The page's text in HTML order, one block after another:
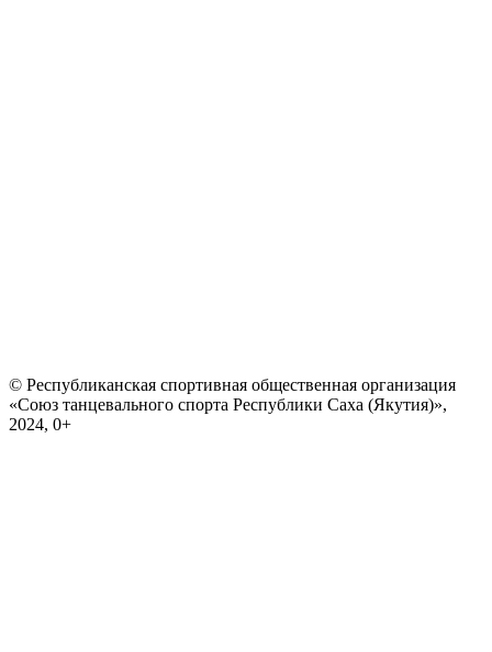
© Республиканская спортивная общественная организация
«Союз танцевального спорта Республики Саха (Якутия)»,
2024, 0+